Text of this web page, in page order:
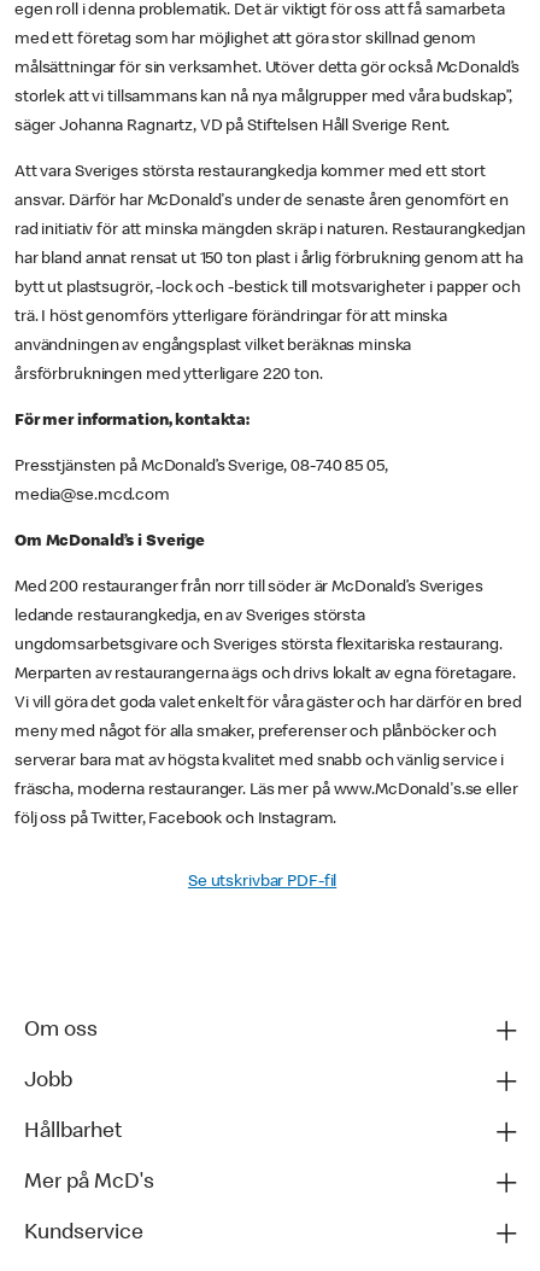
egen roll i denna problematik. Det är viktigt för oss att få samarbeta
med ett företag som har möjlighet att göra stor skillnad genom
målsättningar för sin verksamhet. Utöver detta gör också McDonald’s
storlek att vi tillsammans kan nå nya målgrupper med våra budskap”,
säger Johanna Ragnartz, VD på Stiftelsen Håll Sverige Rent.
Att vara Sveriges största restaurangkedja kommer med ett stort
ansvar. Därför har McDonald's under de senaste åren genomfört en
rad initiativ för att minska mängden skräp i naturen. Restaurangkedjan
har bland annat rensat ut 150 ton plast i årlig förbrukning genom att ha
bytt ut plastsugrör, -lock och -bestick till motsvarigheter i papper och
trä. I höst genomförs ytterligare förändringar för att minska
användningen av engångsplast vilket beräknas minska
årsförbrukningen med ytterligare 220 ton.
För mer information, kontakta:
Presstjänsten på McDonald’s Sverige, 08-740 85 05,
media@se.mcd.com
Om McDonald’s i Sverige
Med 200 restauranger från norr till söder är McDonald’s Sveriges
ledande restaurangkedja, en av Sveriges största
ungdomsarbetsgivare och Sveriges största flexitariska restaurang.
Merparten av restaurangerna ägs och drivs lokalt av egna företagare.
Vi vill göra det goda valet enkelt för våra gäster och har därför en bred
meny med något för alla smaker, preferenser och plånböcker och
serverar bara mat av högsta kvalitet med snabb och vänlig service i
fräscha, moderna restauranger. Läs mer på www.McDonald's.se eller
följ oss på Twitter, Facebook och Instagram.
Se utskrivbar PDF-fil
Om oss
Jobb
Hållbarhet
Mer på McD's
Kundservice